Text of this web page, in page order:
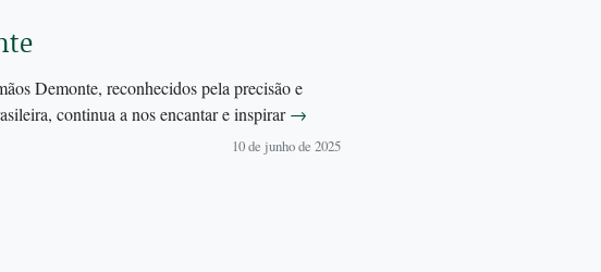
Demonte, reconhecidos pela precisão e
continua a nos encantar e inspirar→
10 de junho de 2025